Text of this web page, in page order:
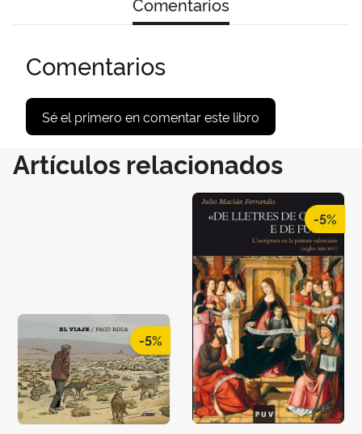
Comentarios
Sé el primero en comentar este libro
Artículos relacionados
-5%
-5%